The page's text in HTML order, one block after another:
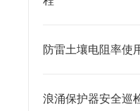
防雷土壤电阻率使
浪涌保护器安全巡